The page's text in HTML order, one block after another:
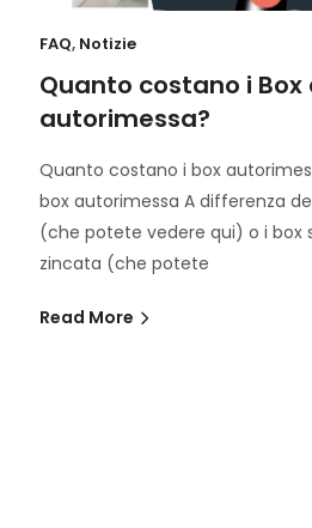
FAQ, Notizie
Quanto costano i Box
autorimessa?
Quanto costano i box
box autorimessa A differenza
(che potete vedere qui) o i box
zincata (che potete
Read More